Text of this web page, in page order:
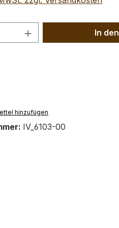
Anzahl: Gib den
In
hinzufügen
IV_6103-00